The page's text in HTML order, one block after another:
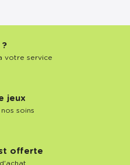
?
votre service
jeux
soins
offerte